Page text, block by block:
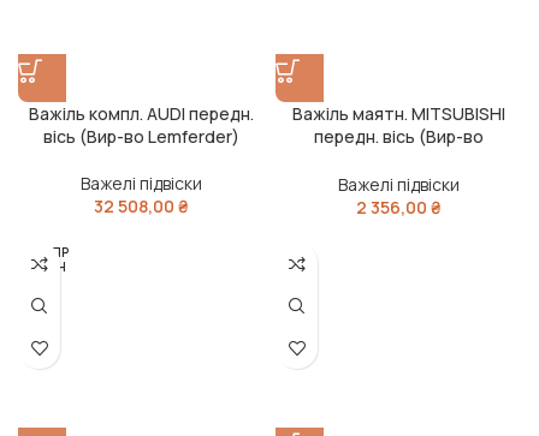
Важіль компл. AUDI передн.
вісь (Вир-во Lemferder)
Важелі підвіски
32 508,00 ₴
Важіль маятн. MITSUBISHI
передн. вісь (Вир-во
Важелі підвіски
2 356,00 ₴
РОЗПР
ОДАН